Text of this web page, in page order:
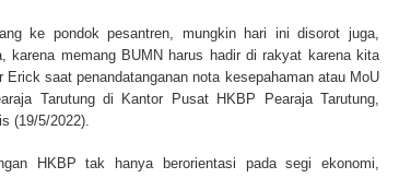
ke pondok pesantren, mungkin hari ini disorot juga,
karena memang BUMN harus hadir di rakyat karena kita
saat penandatanganan nota kesepahaman atau MoU
Tarutung di Kantor Pusat HKBP Pearaja Tarutung,
(19/5/2022).
HKBP tak hanya berorientasi pada segi ekonomi,